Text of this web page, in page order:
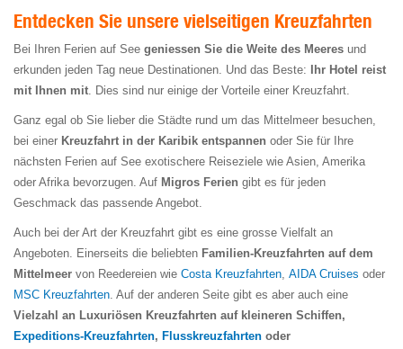
Entdecken Sie unsere vielseitigen Kreuzfahrten
Bei Ihren Ferien auf See geniessen Sie die Weite des Meeres und
erkunden jeden Tag neue Destinationen. Und das Beste:
Ihr Hotel reist
mit Ihnen mit. Dies sind nur einige der Vorteile einer Kreuzfahrt.
Ganz egal ob Sie lieber die Städte rund um das Mittelmeer besuchen,
bei einer Kreuzfahrt in der Karibik entspannen oder Sie für Ihre
nächsten Ferien auf See exotischere Reiseziele wie Asien, Amerika
oder Afrika bevorzugen. Auf Migros Ferien gibt es für jeden
Geschmack das passende Angebot.
Auch bei der Art der Kreuzfahrt gibt es eine grosse Vielfalt an
Angeboten. Einerseits die beliebten Familien-Kreuzfahrten auf dem
Mittelmeer von Reedereien wie Costa Kreuzfahrten, AIDA Cruises oder
MSC Kreuzfahrten. Auf der anderen Seite gibt es aber auch eine
Vielzahl an Luxuriösen Kreuzfahrten auf kleineren Schiffen,
Expeditions-Kreuzfahrten, Flusskreuzfahrten oder